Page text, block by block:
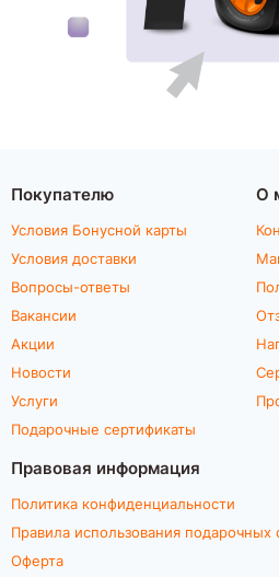
Покупателю
Условия Бонусной карты
Условия доставки
Вопросы-ответы
Вакансии
Акции
Новости
Услуги
Подарочные сертификаты
О
Правовая информация
Политика конфиденциальности
Правила использования подарочных
Оферта